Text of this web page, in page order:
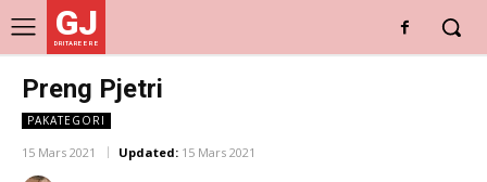
GJ
DRITARE E RE
Preng Pjetri
PAKATEGORI
15 Mars 2021 Updated: 15 Mars 2021